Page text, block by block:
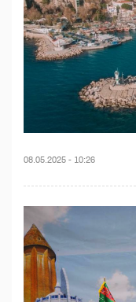
08.05.2025 - 10:26